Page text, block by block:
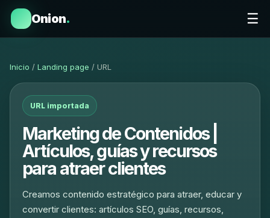
Onion. ☰
Inicio / Landing page / URL
URL importada
Marketing de Contenidos |
Artículos, guías y recursos
para atraer clientes
Creamos contenido estratégico para atraer, educar y
convertir clientes: artículos SEO, guías, recursos,